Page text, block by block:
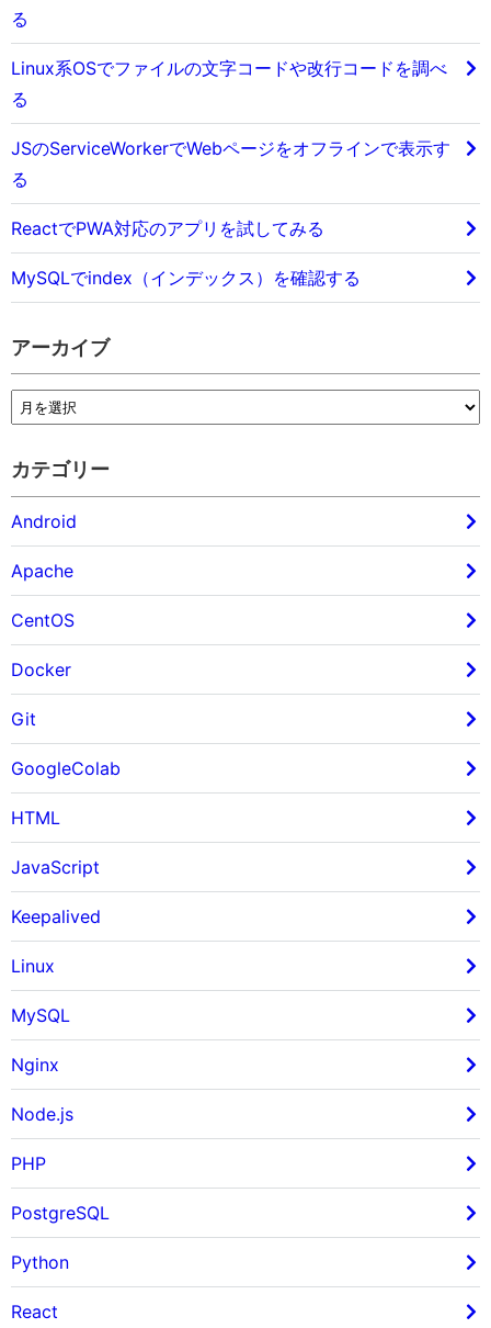
る
Linux系OSでファイルの文字コードや改行コードを調べ
る
JSのServiceWorkerでWebページをオフラインで表示す
る
ReactでPWA対応のアプリを試してみる
MySQLでindex（インデックス）を確認する
アーカイブ
カテゴリー
Android
Apache
CentOS
Docker
Git
GoogleColab
HTML
JavaScript
Keepalived
Linux
MySQL
Nginx
Node.js
PHP
PostgreSQL
Python
React